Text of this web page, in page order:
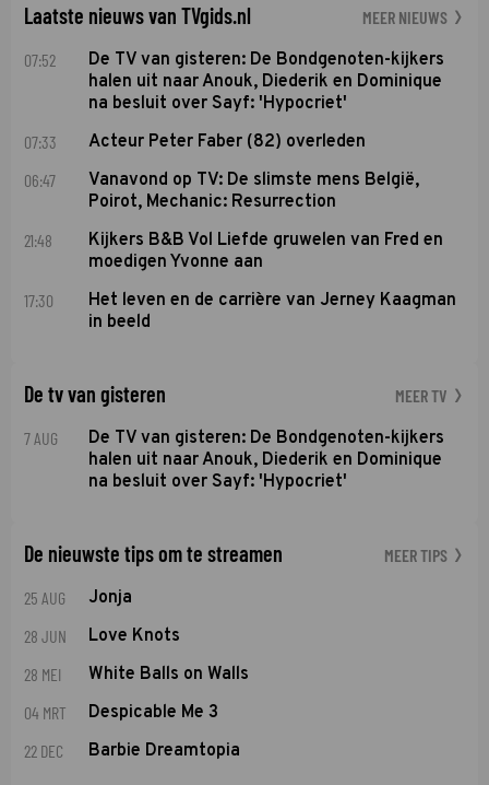
Laatste nieuws van TVgids.nl MEER NIEUWS
07:52
De TV van gisteren: De Bondgenoten-kijkers
halen uit naar Anouk, Diederik en Dominique
na besluit over Sayf: 'Hypocriet'
07:33 Acteur Peter Faber (82) overleden
06:47
Vanavond op TV: De slimste mens België,
Poirot, Mechanic: Resurrection
21:48
Kijkers B&B Vol Liefde gruwelen van Fred en
moedigen Yvonne aan
17:30
Het leven en de carrière van Jerney Kaagman
in beeld
De tv van gisteren MEER TV
7 AUG
De TV van gisteren: De Bondgenoten-kijkers
halen uit naar Anouk, Diederik en Dominique
na besluit over Sayf: 'Hypocriet'
De nieuwste tips om te streamen MEER TIPS
25 AUG Jonja
28 JUN Love Knots
28 MEI White Balls on Walls
04 MRT Despicable Me 3
22 DEC Barbie Dreamtopia